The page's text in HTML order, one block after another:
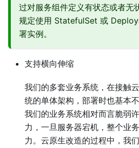
过对服务组件定义有状态或者无
规定使用 StatefulSet 或
署实例。
支持横向伸缩
我们的多套业务系统，在接触
统的单体架构，部署时也基本
我们的业务系统相对而言脆弱
力，一旦服务器宕机，整个业
力。云原生改造的过程中，我